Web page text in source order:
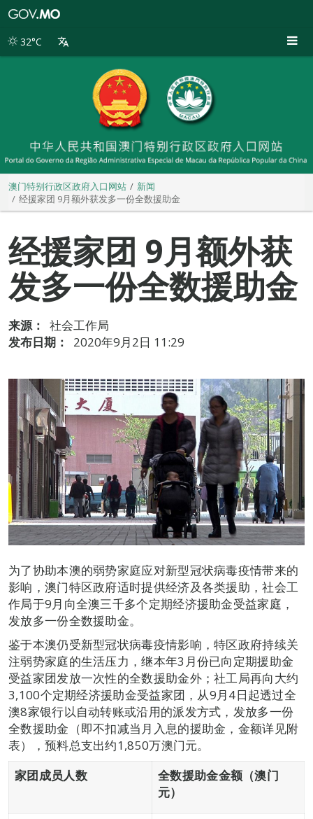
别
32°C
澳门特别行政区政府入口网站
新闻
经援家团 9月额外获发多一份全数援助金
经援家团 9月额外获
发多一份全数援助金
来源：
社会工作局
发布日期：
2020年9月2日 11:29
为了协助本澳的弱势家庭应对新型冠状病毒疫情带来的
影响，澳门特区政府适时提供经济及各类援助，社会工
作局于9月向全澳三千多个定期经济援助金受益家庭，
发放多一份全数援助金。
鉴于本澳仍受新型冠状病毒疫情影响，特区政府持续关
注弱势家庭的生活压力，继本年3月份已向定期援助金
受益家团发放一次性的全数援助金外；社工局再向大约
3,100个定期经济援助金受益家团，从9月4日起透过全
澳8家银行以自动转账或沿用的派发方式，发放多一份
全数援助金（即不扣减当月入息的援助金，金额详见附
表），预料总支出约1,850万澳门元。
家团成员人数
全数援助金金额（澳门
元）